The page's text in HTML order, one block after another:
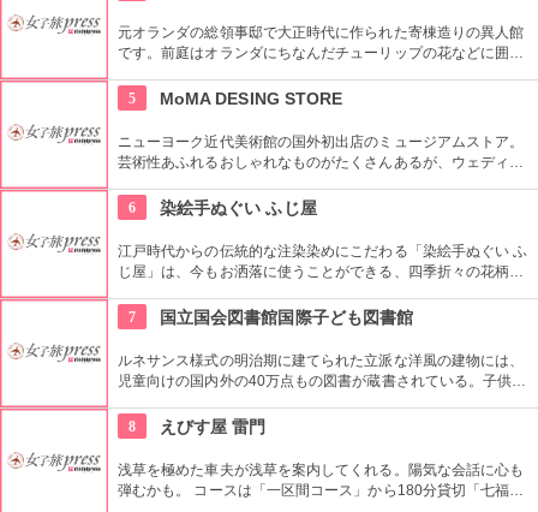
元オランダの総領事邸で大正時代に作られた寄棟造りの異人館
です。前庭はオランダにちなんだチューリップの花などに囲ま
アンティーク家具などが展示されています。民族衣装を着て記
念撮影をしたり、オリジナルの香水を調合してくれる体験コー
ナーは人気です。
5 MoMA DESING STORE
ニューヨーク近代美術館の国外初出店のミュージアムストア。
芸術性あふれるおしゃれなものがたくさんあるが、ウェディン
6
染絵手ぬぐい ふじ屋
江戸時代からの伝統的な注染染めにこだわる「染絵手ぬぐい ふ
じ屋」は、今もお洒落に使うことができる、四季折々の花柄や
地の小物も各種扱っています。
7 国立国会図書館国際子ども図書館
ルネサンス様式の明治期に建てられた立派な洋風の建物には、
児童向けの国内外の40万点もの図書が蔵書されている。子供だ
でゆっくり過ごしてみては。
8 えびす屋 雷門
浅草を極めた車夫が浅草を案内してくれる。陽気な会話に心も
弾むかも。 コースは「一区間コース」から180分貸切「七福神